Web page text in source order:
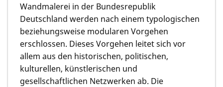
Wandmalerei in der Bundesrepublik
Deutschland werden nach einem typologischen
beziehungsweise modularen Vorgehen
erschlossen. Dieses Vorgehen leitet sich vor
allem aus den historischen, po­litischen,
kulturellen, künstlerischen und
gesellschaftlichen Netzwerken ab. Die